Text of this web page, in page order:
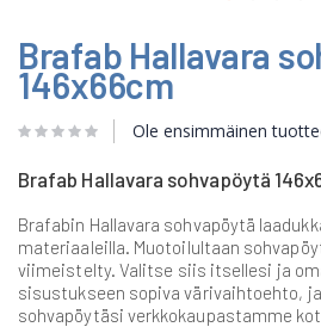
to
the
beginning
the
gallery
Brafab Hallavara
146x66cm
Ole ensimmäinen
Brafab Hallavara sohvapöytä
Brafabin Hallavara sohvapöytä
materiaaleilla. Muotoilultaan
viimeistelty. Valitse siis itsellesi ja
sisustukseen sopiva värivaihtoehto,
sohvapöytäsi verkkokaupastamme